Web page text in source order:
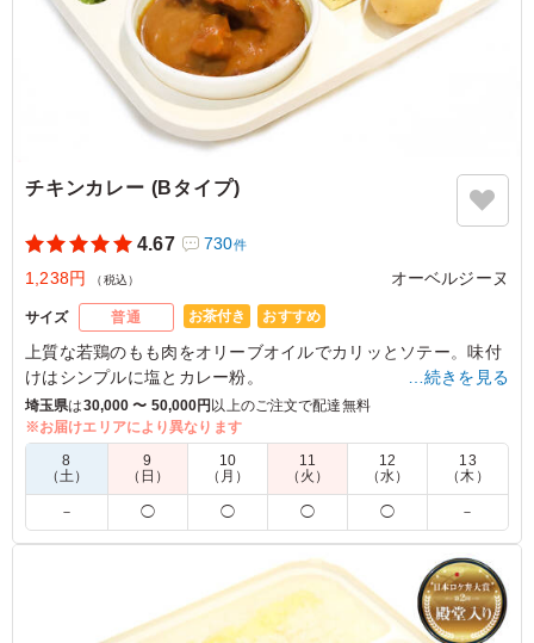
ードはエビやホタテ、アサリまで入っていて感動でした。
女性が多かったので、ご飯がぎっしりで多かったとの声が
ありました。
ご利用シーン：会議・セミナー›勉強会
埼玉県さいたま市大宮区桜木町
チキンカレー (Bタイプ)
4.67 730件
1,238円 （税込） オーベルジーヌ
サイズ 普通 お茶付き おすすめ
上質な若鶏のもも肉をオリーブオイルでカリッとソテー。味付
けはシンプルに塩とカレー粉。
コクのある欧風カレーと香ばしいチキンの相性は抜群。
リピーターさんも多い人気メニューです。
※喫食までにバターが溶けてしまう場合がございます。冷蔵庫
等で保管できるご用意をお願い致します。
※オプションにて店舗ロゴ入りの紙のスリーブケース(化粧箱)
ダウンよりご選択ください。
また、画像サンプルはカテゴリ：「オプション」内の「スリー
ブケース(化粧箱)」をご参照ください。各商品共通のケースと
…続きを見る
埼玉県は30,000 〜 50,000円以上のご注文で配達無料
※お届けエリアにより異なります
8
（土）
9
（日）
10
（月）
11
（火）
12
（水）
13
（木）
－ ◯ ◯ ◯ ◯ －